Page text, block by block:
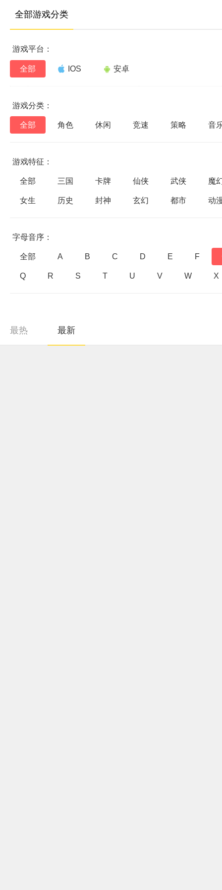
全部游戏分类
游戏平台：
全部 IOS 安卓
游戏分类：
全部 角色 休闲 竞速 策略 音
游戏特征：
全部 三国 卡牌 仙侠 武侠 魔
女生 历史 封神 玄幻 都市 动
字母音序：
全部 A B C D E F
Q R S T U V W X
最热 最新